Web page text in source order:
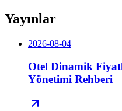
Yayınlar
2026-08-04
Otel Dinamik
Yönetimi Rehberi